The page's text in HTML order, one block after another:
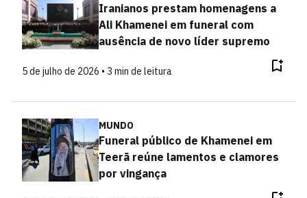
Iranianos prestam homenagens a
Ali Khamenei em funeral com
ausência de novo líder supremo
5 de julho de 2026 • 3 min de leitura
MUNDO
Funeral público de Khamenei em
Teerã reúne lamentos e clamores
por vingança